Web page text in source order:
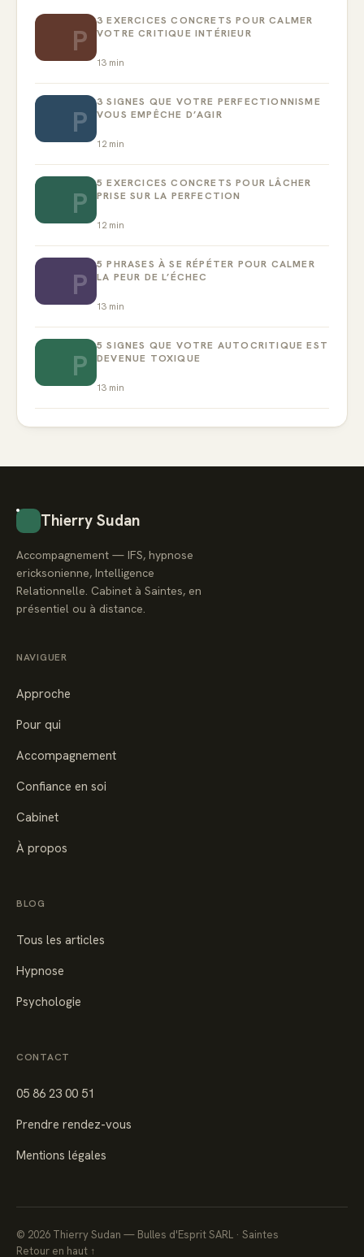
P
3 EXERCICES CONCRETS POUR CALMER
VOTRE CRITIQUE INTÉRIEUR
13 min
P
3 SIGNES QUE VOTRE PERFECTIONNISME
VOUS EMPÊCHE D’AGIR
12 min
P
5 EXERCICES CONCRETS POUR LÂCHER
PRISE SUR LA PERFECTION
12 min
P
5 PHRASES À SE RÉPÉTER POUR CALMER
LA PEUR DE L’ÉCHEC
13 min
P
5 SIGNES QUE VOTRE AUTOCRITIQUE EST
DEVENUE TOXIQUE
13 min
Thierry Sudan
Accompagnement — IFS, hypnose
ericksonienne, Intelligence
Relationnelle. Cabinet à Saintes, en
présentiel ou à distance.
NAVIGUER
Approche
Pour qui
Accompagnement
Confiance en soi
Cabinet
À propos
BLOG
Tous les articles
Hypnose
Psychologie
CONTACT
05 86 23 00 51
Prendre rendez-vous
Mentions légales
© 2026 Thierry Sudan — Bulles d'Esprit SARL · Saintes
Retour en haut ↑